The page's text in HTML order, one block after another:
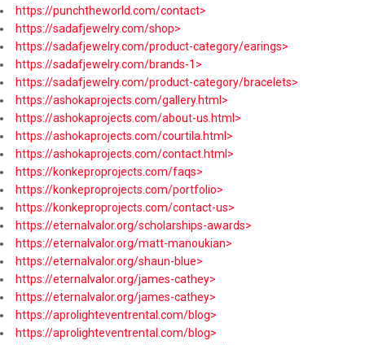
https://punchtheworld.com/contact>
https://sadafjewelry.com/shop>
https://sadafjewelry.com/product-category/earings>
https://sadafjewelry.com/brands-1>
https://sadafjewelry.com/product-category/bracelets>
https://ashokaprojects.com/gallery.html>
https://ashokaprojects.com/about-us.html>
https://ashokaprojects.com/courtila.html>
https://ashokaprojects.com/contact.html>
https://konkeproprojects.com/faqs>
https://konkeproprojects.com/portfolio>
https://konkeproprojects.com/contact-us>
https://eternalvalor.org/scholarships-awards>
https://eternalvalor.org/matt-manoukian>
https://eternalvalor.org/shaun-blue>
https://eternalvalor.org/james-cathey>
https://eternalvalor.org/james-cathey>
https://aprolighteventrental.com/blog>
https://aprolighteventrental.com/blog>